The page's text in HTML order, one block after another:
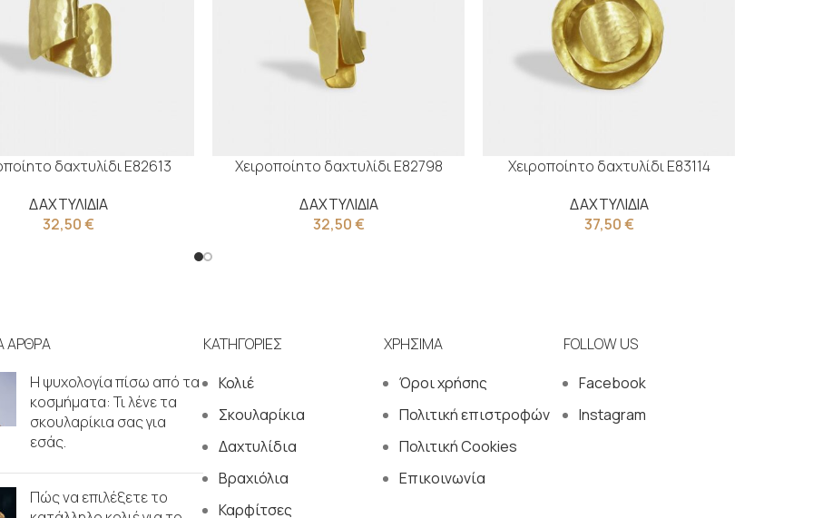
δαχτυλίδι Ε82613
ΔΑΧΤΥΛΙΔΙΑ
32,50€
Χειροποίητο δαχτυλίδι Ε82798
ΔΑΧΤΥΛΙΔΙΑ
32,50€
Χειροποίητο δαχτυλίδι Ε83114
ΔΑΧΤΥΛΙΔΙΑ
37,50€
ΑΡΘΡΑ
Η ψυχολογία πίσω από τα
κοσμήματα: Τι λένε τα
σκουλαρίκια σας για
εσάς.
Πώς να επιλέξετε το
ΚΑΤΗΓΟΡΙΕΣ
Κολιέ
Σκουλαρίκια
Δαχτυλίδια
Βραχιόλια
Καρφίτσες
ΧΡΗΣΙΜΑ
Όροι χρήσης
Πολιτική επιστροφών
Πολιτική Cookies
Επικοινωνία
FOLLOW US
Facebook
Instagram